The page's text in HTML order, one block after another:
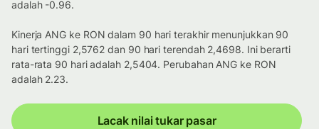
adalah -0.96.
Kinerja ANG ke RON dalam 90 hari terakhir menunjukkan 90
hari tertinggi 2,5762 dan 90 hari terendah 2,4698. Ini berarti
rata-rata 90 hari adalah 2,5404. Perubahan ANG ke RON
adalah 2.23.
Lacak nilai tukar pasar